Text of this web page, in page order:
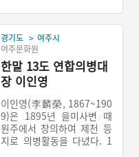
경기도 > 여주시
여주문화원
한말 13도 연합의병대
장 이인영
이인영(李麟榮, 1867~190
9)은 1895년 을미사변 때
원주에서 창의하여 제천 등
지로 의병활동을 다녔다. 1